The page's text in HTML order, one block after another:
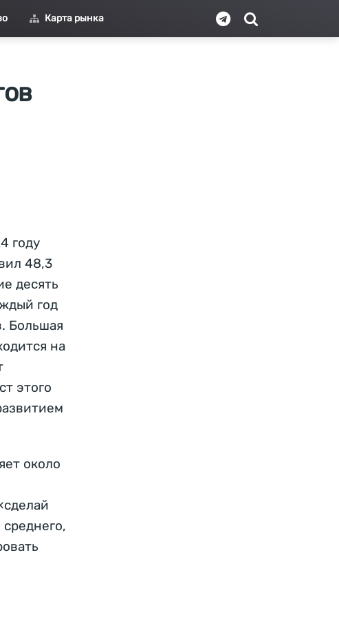
Карта рынка
году
48,3
десять
год
Большая
на
этого
около